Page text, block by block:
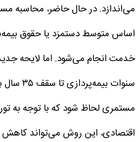
می‌اندازد.در حال حاضر، محاسبه
اساس متوسط دستمزد یا حقوق
خدمت انجام می‌شود. اما لایحه
سنوات
مستمری لحاظ شود که با توجه به
اقتصادی، این روش می‌تواند